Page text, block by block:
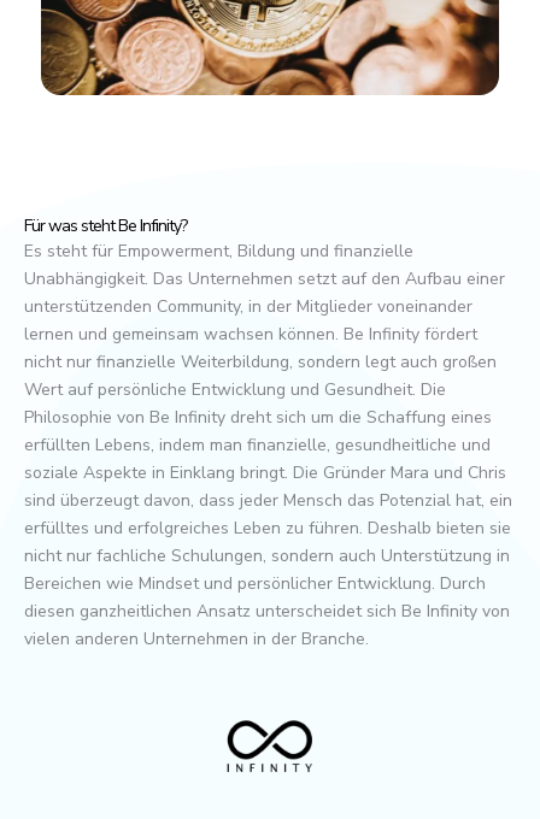
Für was steht Be Infinity?
Es steht für Empowerment, Bildung und finanzielle
Unabhängigkeit. Das Unternehmen setzt auf den Aufbau einer
unterstützenden Community, in der Mitglieder voneinander
lernen und gemeinsam wachsen können. Be Infinity fördert
nicht nur finanzielle Weiterbildung, sondern legt auch großen
Wert auf persönliche Entwicklung und Gesundheit. Die
Philosophie von Be Infinity dreht sich um die Schaffung eines
erfüllten Lebens, indem man finanzielle, gesundheitliche und
soziale Aspekte in Einklang bringt. Die Gründer Mara und Chris
sind überzeugt davon, dass jeder Mensch das Potenzial hat, ein
erfülltes und erfolgreiches Leben zu führen. Deshalb bieten sie
nicht nur fachliche Schulungen, sondern auch Unterstützung in
Bereichen wie Mindset und persönlicher Entwicklung. Durch
diesen ganzheitlichen Ansatz unterscheidet sich Be Infinity von
vielen anderen Unternehmen in der Branche.